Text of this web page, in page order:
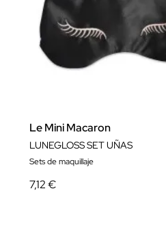
Le Mini Macaron
LUNEGLOSS SET UÑAS
Sets de maquillaje
7,12 €